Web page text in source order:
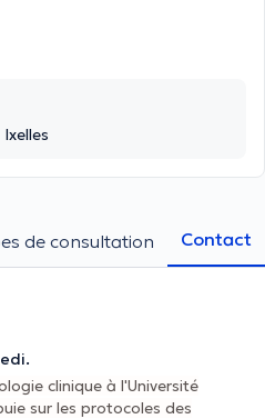
de consultation Contact
clinique à l'Université
sur les protocoles des